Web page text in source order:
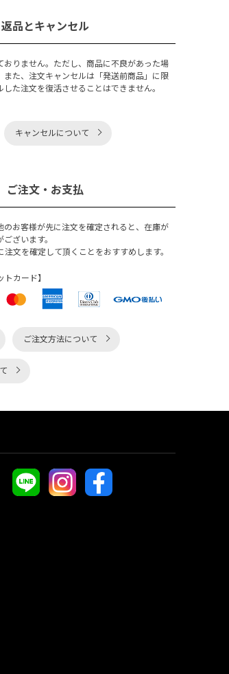
返品とキャンセル
おりません。ただし、商品に不良があった場
また、注文キャンセルは「発送前商品」に限
した注文を復活させることはできません。
キャンセルについて
ご注文・お支払
のお客様が先に注文を確定されると、在庫が
ざいます。
文を確定して頂くことをおすすめします。
トカード】
ご注文方法について